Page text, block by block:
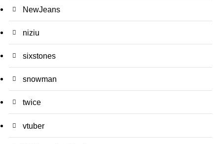
NewJeans
niziu
sixstones
snowman
twice
vtuber